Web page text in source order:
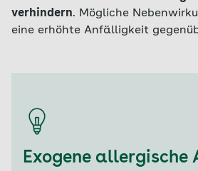
verhindern. Mögliche
eine erhöhte Anfälligkeit
Exogene allergische